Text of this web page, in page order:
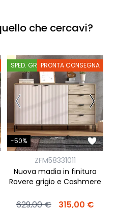
che cercavi?
SPED. GRATISPRONTA CONSEGNA
-50%
ZFM58331011
Nuova madia in finitura
Rovere grigio e Cashmere
629,00 € 315,00 €